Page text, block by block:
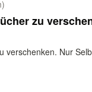
zu
verschenken. Nur